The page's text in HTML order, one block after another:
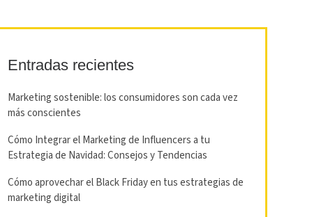
Entradas recientes
Marketing sostenible: los consumidores son cada vez
más conscientes
Cómo Integrar el Marketing de Influencers a tu
Estrategia de Navidad: Consejos y Tendencias
Cómo aprovechar el Black Friday en tus estrategias de
marketing digital